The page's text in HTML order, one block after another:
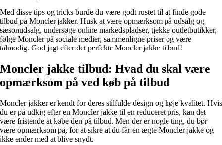
Med disse tips og tricks burde du være godt rustet til at finde gode
tilbud på Moncler jakker. Husk at være opmærksom på udsalg og
sæsonudsalg, undersøge online markedspladser, tjekke outletbutikker,
følge Moncler på sociale medier, sammenligne priser og være
tålmodig. God jagt efter det perfekte Moncler jakke tilbud!
Moncler jakke tilbud: Hvad du skal være
opmærksom på ved køb på tilbud
Moncler jakker er kendt for deres stilfulde design og høje kvalitet. Hvis
du er på udkig efter en Moncler jakke til en reduceret pris, kan det
være fristende at købe den på tilbud. Men der er nogle ting, du bør
være opmærksom på, for at sikre at du får en ægte Moncler jakke og
ikke ender med at blive snydt.